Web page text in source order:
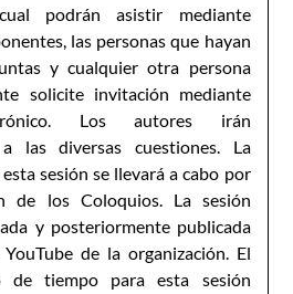
podrán asistir mediante
las personas que hayan
y cualquier otra persona
solicite invitación mediante
Los autores irán
las diversas cuestiones. La
sesión se llevará a cabo por
de los Coloquios. La sesión
y posteriormente publicada
de la organización. El
de tiempo para esta sesión